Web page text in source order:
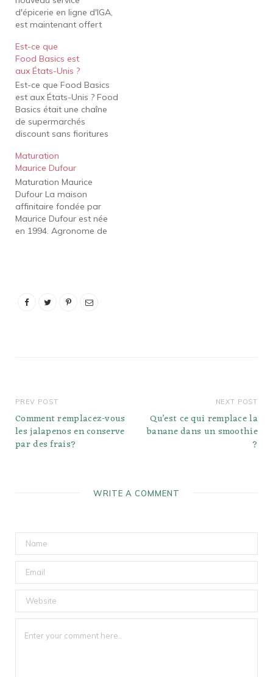
d'épicerie en ligne d'IGA,
est maintenant offert
faire des achats en ligne,
allez sur voila.ca. Voilà, le
nouveau service
d'épicerie en ligne d'IGA,
est maintenant offert
dans votre région! Mais
encore, Où trouver le
fromage 1608 ?…
Est-ce que
Food Basics est
aux États-Unis ?
Est-ce que Food Basics
est aux États-Unis ? Food
Basics était une chaîne
de supermarchés
discount sans fioritures
The Great Atlantic Pacific
Tea Company dans le
nord-est des États-Unis.
Food Basics, comme le
reste des opérations
d'AP, a été liquidé et
fermé en 2015 Est-ce
Maturation
Maurice Dufour
Maturation Maurice
Dufour La maison
affinitaire fondée par
Maurice Dufour est née
en 1994. Agronome de
Québec. Aujourd'hui, il est
PREV POST
Comment remplacez-vous
les jalapenos en conserve
par des frais?
NEXT POST
Qu’est ce qui remplace la
banane dans un smoothie
?
WRITE A COMMENT